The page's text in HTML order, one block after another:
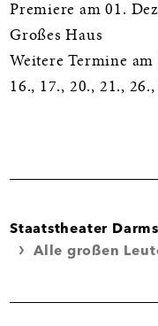
Premiere am 01.
Großes Haus
Weitere Termine am
16., 17., 20., 21.,
Staatstheater
Alle großen